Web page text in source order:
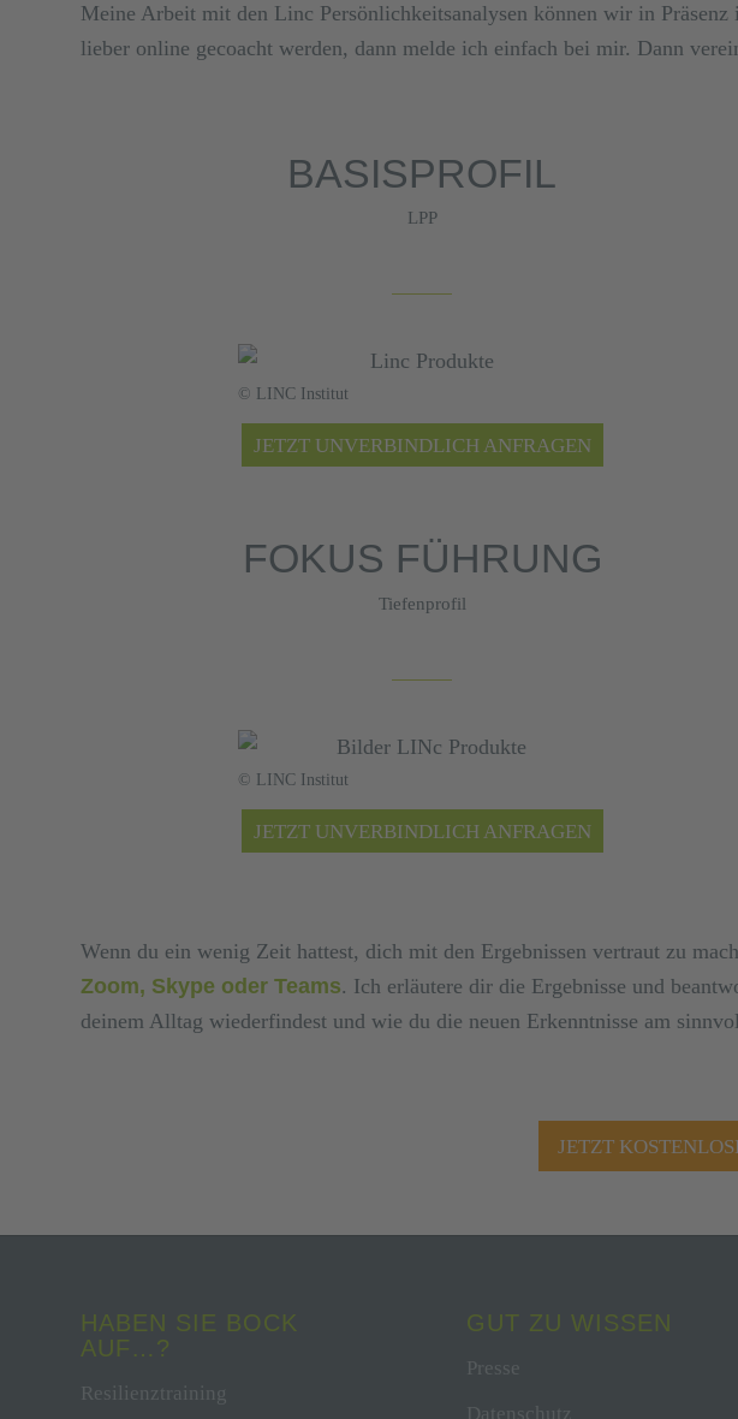
Meine Arbeit mit den Linc Persönlichkeitsanalysen können wir in
lieber online gecoacht werden, dann melde ich einfach bei mir. Dann
BASISPROFIL
LPP
© LINC Institut
JETZT UNVERBINDLICH ANFRAGEN
FOKUS FÜHRUNG
Tiefenprofil
© LINC Institut
JETZT UNVERBINDLICH ANFRAGEN
Wenn du ein wenig Zeit hattest, dich mit den Ergebnissen vertraut zu
Zoom, Skype oder Teams. Ich erläutere dir die Ergebnisse und
deinem Alltag wiederfindest und wie du die neuen Erkenntnisse am
JETZT
HABEN SIE BOCK
AUF…?
Resilienztraining
GUT ZU WISSEN
Presse
Datenschutz